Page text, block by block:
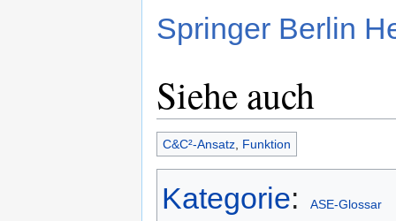
Springer Berlin
Siehe auch
C&C²-Ansatz, Funktion
Kategorie: ASE-Glossar